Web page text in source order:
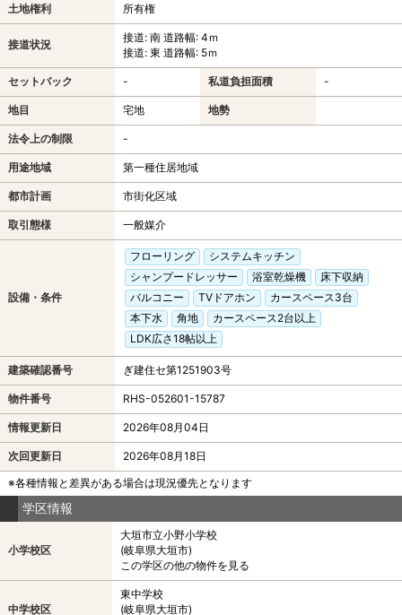
土地権利 所有権
接道状況
接道: 南 道路幅: 4ｍ
接道: 東 道路幅: 5ｍ
セットバック - 私道負担面積 -
地目 宅地 地勢
法令上の制限 -
用途地域 第一種住居地域
都市計画 市街化区域
取引態様 一般媒介
設備・条件
フローリング
システムキッチン
シャンプードレッサー
浴室乾燥機
床下収納
バルコニー
TVドアホン
カースペース3台
本下水
角地
カースペース2台以上
LDK広さ18帖以上
建築確認番号 ぎ建住セ第1251903号
物件番号 RHS-052601-15787
情報更新日 2026年08月04日
次回更新日
2026年08月18日
※各種情報と差異がある場合は現況優先となります
学区情報
小学校区
大垣市立小野小学校
(岐阜県大垣市)
この学区の他の物件を見る
中学校区
東中学校
(岐阜県大垣市)